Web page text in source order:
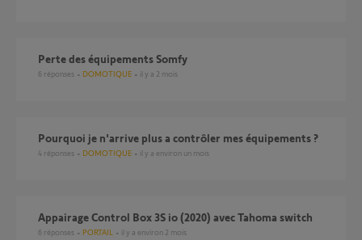
Perte des équipements Somfy
6 réponses DOMOTIQUE il y a 2 mois
Pourquoi je n'arrive plus a contrôler mes équipements ?
4 réponses DOMOTIQUE il y a environ un mois
Appairage Control Box 3S io (2020) avec Tahoma switch
6 réponses PORTAIL il y a environ 2 mois